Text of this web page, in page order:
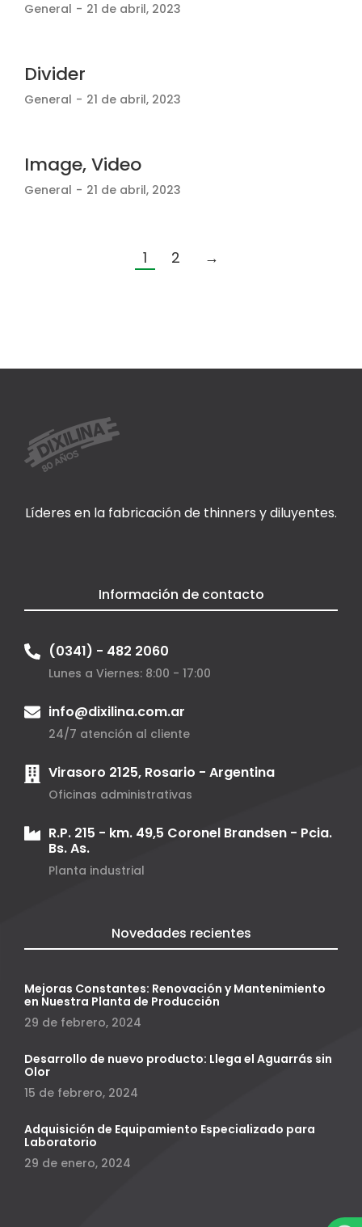
General 21 de abril, 2023
Divider
General 21 de abril, 2023
Image, Video
General 21 de abril, 2023
1 2 →
Líderes en la fabricación de thinners y diluyentes.
Información de contacto
(0341) - 482 2060
Lunes a Viernes: 8:00 - 17:00
info@dixilina.com.ar
24/7 atención al cliente
Virasoro 2125, Rosario - Argentina
Oficinas administrativas
R.P. 215 - km. 49,5 Coronel Brandsen - Pcia.
Bs. As.
Planta industrial
Novedades recientes
Mejoras Constantes: Renovación y Mantenimiento
en Nuestra Planta de Producción
29 de febrero, 2024
Desarrollo de nuevo producto: Llega el Aguarrás sin
Olor
15 de febrero, 2024
Adquisición de Equipamiento Especializado para
Laboratorio
29 de enero, 2024